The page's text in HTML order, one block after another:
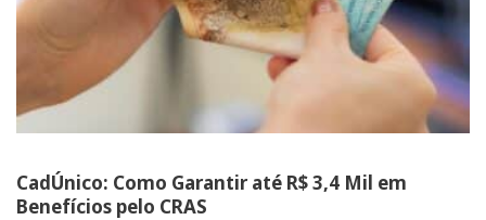
CadÚnico: Como Garantir até R$ 3,4 Mil em
Benefícios pelo CRAS